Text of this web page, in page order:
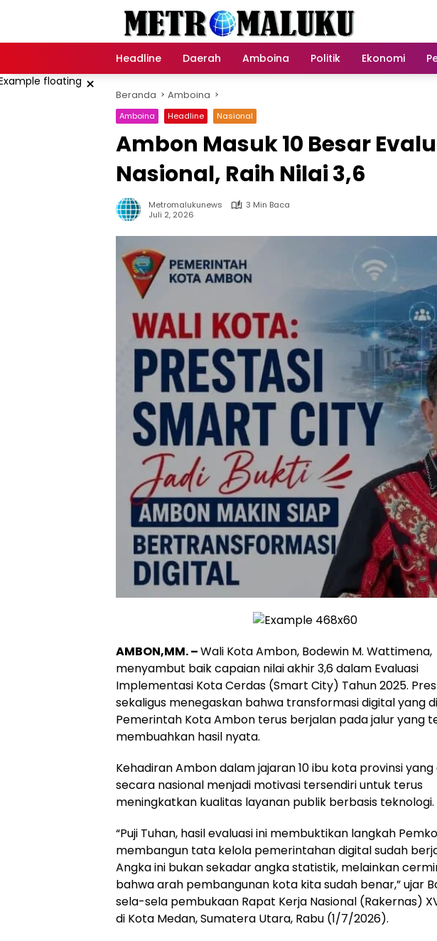
Headline Daerah Amboina Politik Ekonomi
× Beranda Amboina
Amboina Headline Nasional
Ambon Masuk 10 Besar
Nasional, Raih Nilai 3,6
Metromalukunews
3 Min Baca
Juli 2, 2026
AMBON,MM. –Wali Kota Ambon, Bodewin M. Wattimena,
menyambut baik capaian nilai akhir 3,6 dalam Evaluasi
Implementasi Kota Cerdas (Smart City) Tahun 2025.
sekaligus menegaskan bahwa transformasi digital yang
Pemerintah Kota Ambon terus berjalan pada jalur yang
membuahkan hasil nyata.
Kehadiran Ambon dalam jajaran 10 ibu kota provinsi yang
secara nasional menjadi motivasi tersendiri untuk terus
meningkatkan kualitas layanan publik berbasis teknologi.
“Puji Tuhan, hasil evaluasi ini membuktikan langkah
membangun tata kelola pemerintahan digital sudah
Angka ini bukan sekadar angka statistik, melainkan
bahwa arah pembangunan kota kita sudah benar,” ujar
sela-sela pembukaan Rapat Kerja Nasional (Rakernas)
di Kota Medan, Sumatera Utara, Rabu (1/7/2026).